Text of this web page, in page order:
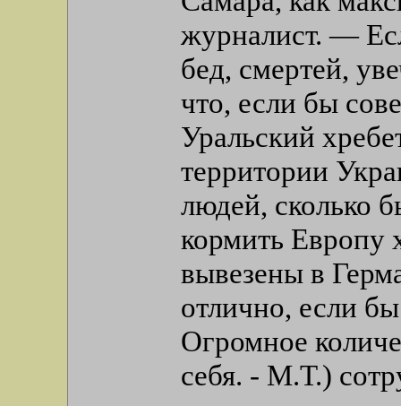
журналист. —
бед, смертей,
что, если бы
Уральский
территории
людей, сколько
кормить Европу
вывезены в
отлично, если
Огромное
себя. - М.Т.)